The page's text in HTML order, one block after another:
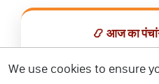
📿 आज का
We use cookies to ensure